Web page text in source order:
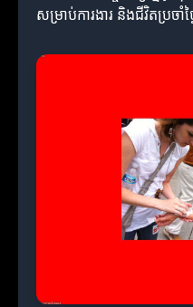
សម្រាប់ការងារ និងជីវិតប្រចាំថ្